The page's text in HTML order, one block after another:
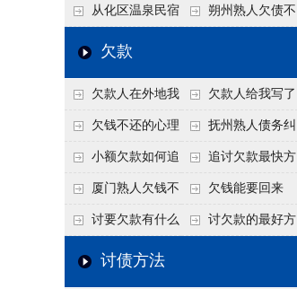
要账就用这2招
还躲猫猫？2026年这
个“诉前调解”成功率
吗？2026年这3个方
从化区温泉民宿
老板借钱不还？2026
施压，立马主动结清
朔州熟人欠债不
死账变活
欠款
欠款人在外地我
在本地该怎么委托？
异地追款的委托流程
欠款人给我写了
还款计划书有用吗？
书面承诺的法律效力
欠钱不还的心理
是什么？读懂欠款人
的心态催收事半功倍
抚州熟人债务纠
纷咋办？这一招好开
口
小额欠款如何追
讨
追讨欠款最快方
法是什么？
厦门熟人欠钱不
还？2026年合法秘
欠钱能要回来
吗？
讨要欠款有什么
好办法
讨欠款的最好方
讨债方法